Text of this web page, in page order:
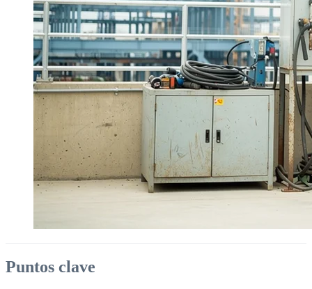
Puntos clave